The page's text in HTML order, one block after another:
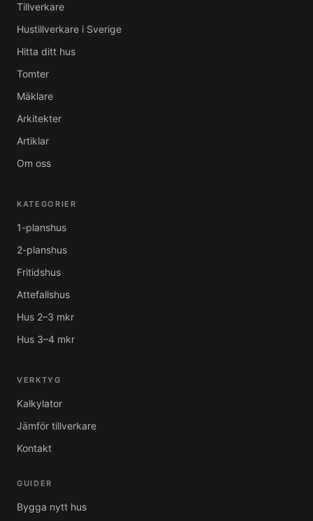
Tillverkare
Hustillverkare i Sverige
Hitta ditt hus
Tomter
Mäklare
Arkitekter
Artiklar
Om oss
KATEGORIER
1-planshus
2-planshus
Fritidshus
Attefallshus
Hus 2–3 mkr
Hus 3–4 mkr
VERKTYG
Kalkylator
Jämför tillverkare
Kontakt
GUIDER
Bygga nytt hus